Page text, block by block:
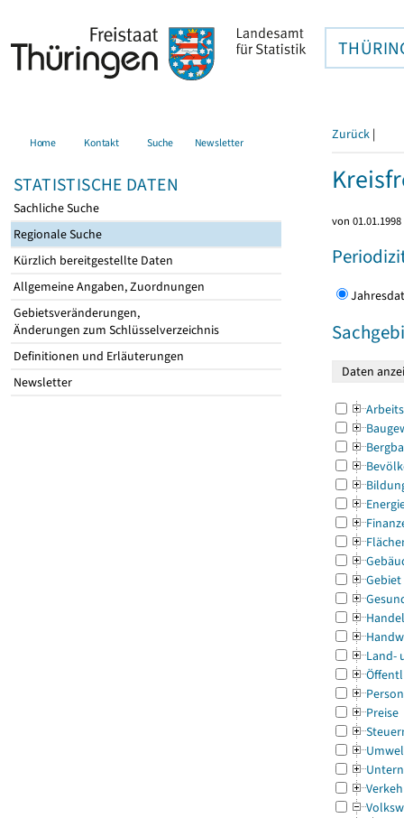
Home Kontakt Suche Newsletter
STATISTISCHE DATEN
Sachliche Suche
Regionale Suche
Kürzlich bereitgestellte Daten
Allgemeine Angaben, Zuordnungen
Gebietsveränderungen,
Änderungen zum Schlüsselverzeichnis
Definitionen und Erläuterungen
Newsletter
Zurück |
von
Gebiet
Land-
Preise